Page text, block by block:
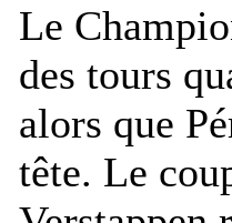
Le
des tours
alors que
tête. Le